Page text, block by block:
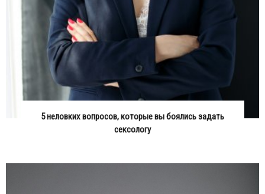
5 неловких вопросов, которые вы боялись задать
сексологу